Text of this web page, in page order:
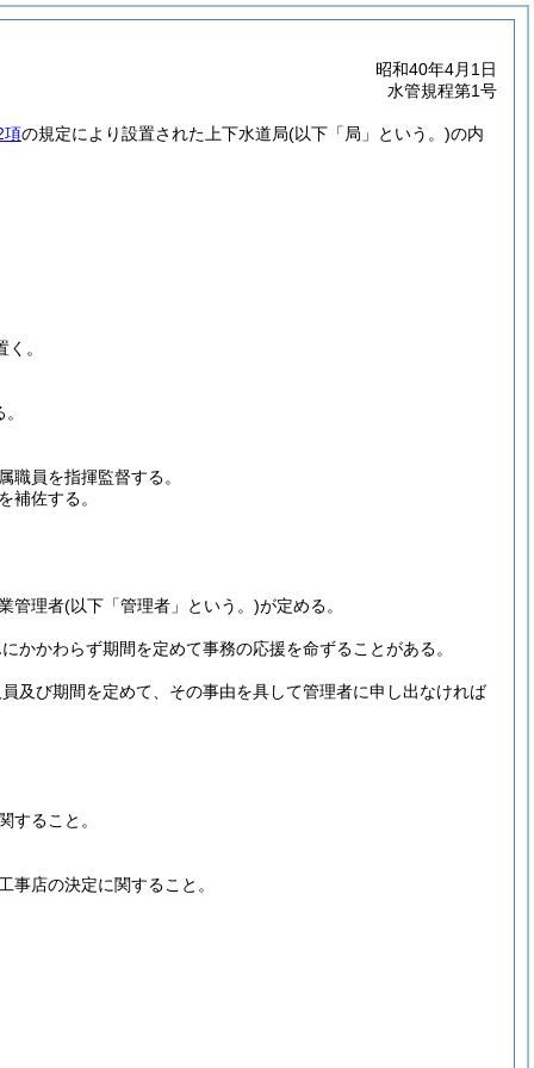
昭和40年4月1日
水管規程第1号
項の規定により設置された上下水道局(以下「局」という。)の内
。
員を指揮監督する。
補佐する。
管理者(以下「管理者」という。)が定める。
かわらず期間を定めて事務の応援を命ずることがある。
及び期間を定めて、その事由を具して管理者に申し出なければ
すること。
店の決定に関すること。